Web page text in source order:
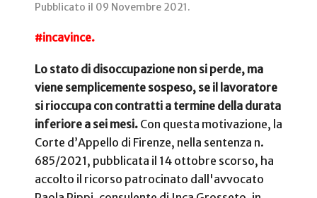
Pubblicato il 09 Novembre 2021.
#incavince.
Lo stato di disoccupazione non si perde, ma
viene semplicemente sospeso, se il lavoratore
si rioccupa con contratti a termine della durata
inferiore a sei mesi. Con questa motivazione, la
Corte d’Appello di Firenze, nella sentenza n.
685/2021, pubblicata il 14 ottobre scorso, ha
accolto il ricorso patrocinato dall'avvocato